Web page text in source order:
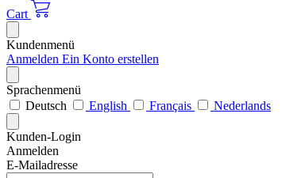
Cart
Kundenmenü
Anmelden Ein Konto erstellen
Sprachenmenü
Deutsch
English Français Nederlands
Kunden-Login
Anmelden
E-Mailadresse